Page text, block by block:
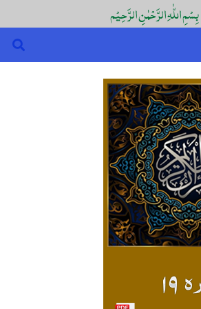
بِسْمِ اللّٰہِ الرَّحْمٰنِ الرَّحِیْم